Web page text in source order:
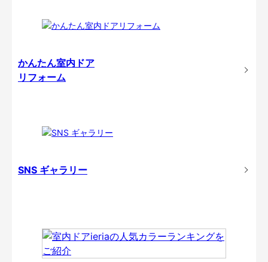
かんたん室内ドア
リフォーム
SNS ギャラリー